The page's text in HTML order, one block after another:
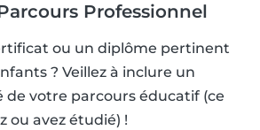
Professionnel
ou un diplôme pertinent
? Veillez à inclure un
de votre parcours éducatif (ce
ou avez étudié) !